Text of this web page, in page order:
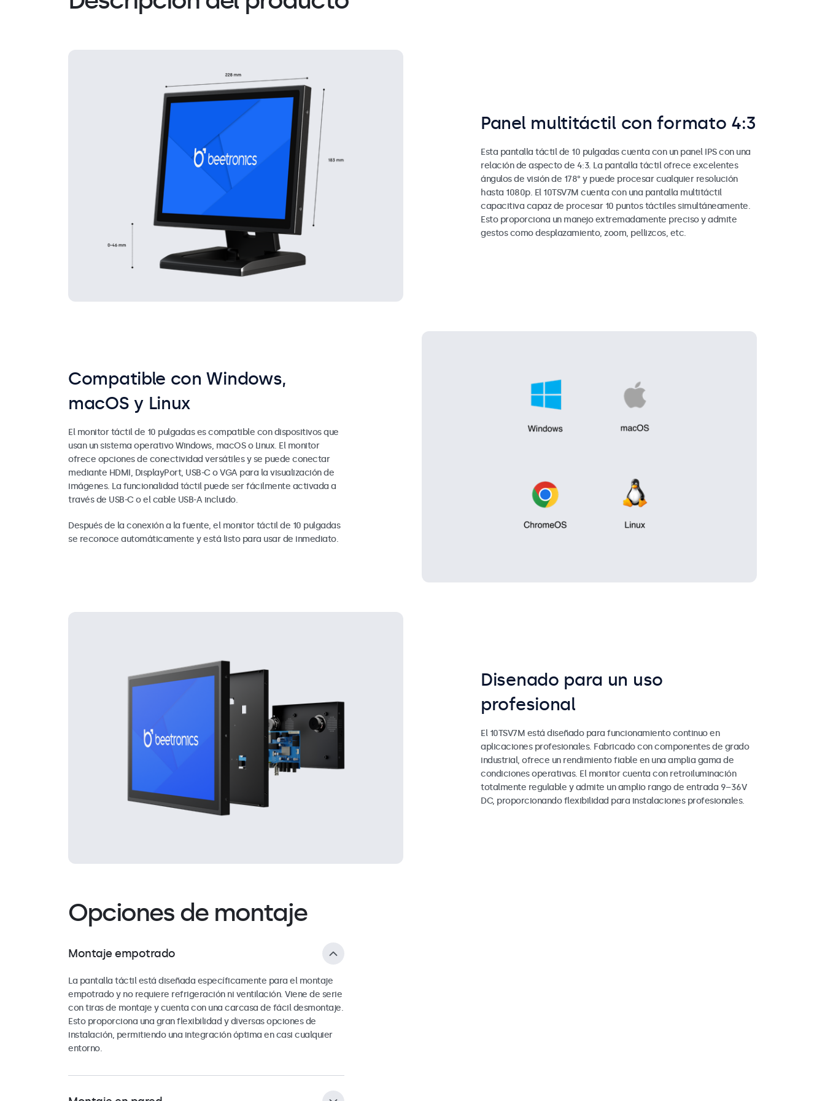
Panel multitáctil con formato 4:3
Esta pantalla táctil de 10 pulgadas cuenta con un panel IPS con una
relación de aspecto de 4:3. La pantalla táctil ofrece excelentes
ángulos de visión de 178° y puede procesar cualquier resolución
hasta 1080p. El 10TSV7M cuenta con una pantalla multitáctil
capacitiva capaz de procesar 10 puntos táctiles simultáneamente.
Esto proporciona un manejo extremadamente preciso y admite
gestos como desplazamiento, zoom, pellizcos, etc.
Compatible con Windows,
macOS y Linux
El monitor táctil de 10 pulgadas es compatible con dispositivos que
usan un sistema operativo Windows, macOS o Linux. El monitor
ofrece opciones de conectividad versátiles y se puede conectar
mediante HDMI, DisplayPort, USB-C o VGA para la visualización de
imágenes. La funcionalidad táctil puede ser fácilmente activada a
través de USB-C o el cable USB-A incluido.
Después de la conexión a la fuente, el monitor táctil de 10 pulgadas
se reconoce automáticamente y está listo para usar de inmediato.
Disenado para un uso
profesional
El 10TSV7M está diseñado para funcionamiento continuo en
aplicaciones profesionales. Fabricado con componentes de grado
industrial, ofrece un rendimiento fiable en una amplia gama de
condiciones operativas. El monitor cuenta con retroiluminación
totalmente regulable y admite un amplio rango de entrada 9–36V
DC, proporcionando flexibilidad para instalaciones profesionales.
Opciones de montaje
Montaje empotrado
La pantalla táctil está diseñada específicamente para el montaje
empotrado y no requiere refrigeración ni ventilación. Viene de serie
con tiras de montaje y cuenta con una carcasa de fácil desmontaje.
Esto proporciona una gran flexibilidad y diversas opciones de
instalación, permitiendo una integración óptima en casi cualquier
entorno.